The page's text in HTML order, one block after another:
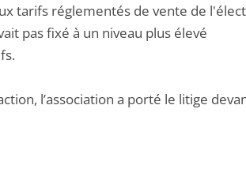
tarifs réglementés de vente de
pas fixé à un niveau plus élevé
l’association a porté le litige